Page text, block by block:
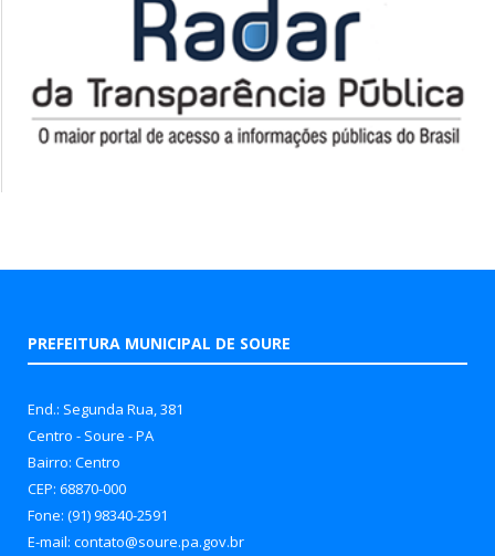
PREFEITURA MUNICIPAL DE SOURE
End.: Segunda Rua, 381
Centro - Soure - PA
Bairro: Centro
CEP: 68870-000
Fone: (91) 98340-2591
E-mail: contato@soure.pa.gov.br